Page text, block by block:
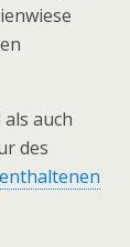
auch
des